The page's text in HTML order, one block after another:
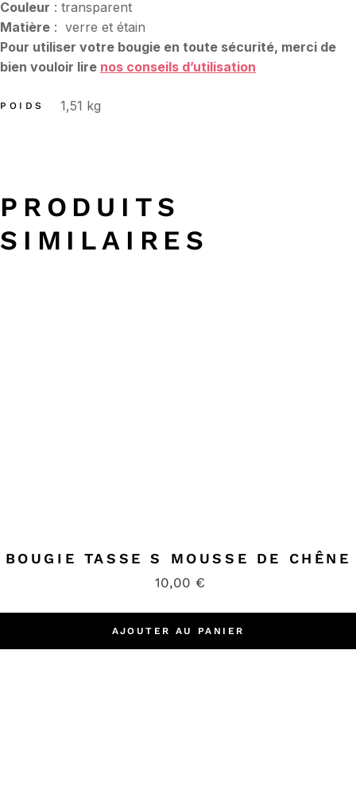
Couleur : transparent
Matière : verre et étain
Pour utiliser votre bougie en toute sécurité, merci de
bien vouloir lire nos conseils d’utilisation
POIDS 1,51 kg
PRODUITS
SIMILAIRES
BOUGIE TASSE S MOUSSE DE CHÊNE
10,00 €
AJOUTER AU PANIER